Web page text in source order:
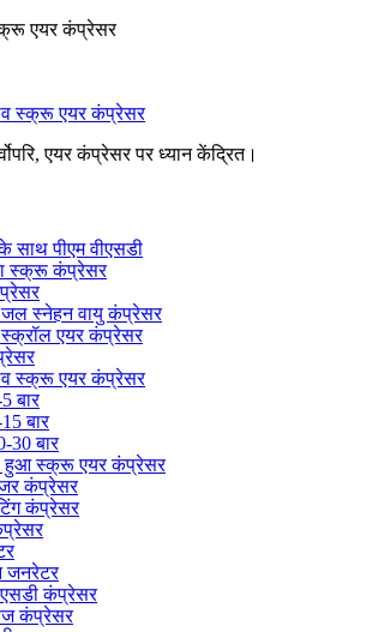
स्क्रू एयर कंप्रेसर
एयर कंप्रेसर पर ध्यान केंद्रित।
साथ पीएम वीएसडी
स्क्रू कंप्रेसर
जल स्नेहन वायु कंप्रेसर
एयर कंप्रेसर
स्क्रू एयर कंप्रेसर
बार
बार
30 बार
हुआ स्क्रू एयर कंप्रेसर
कंप्रेसर
कंप्रेसर
जनरेटर
कंप्रेसर
कंप्रेसर